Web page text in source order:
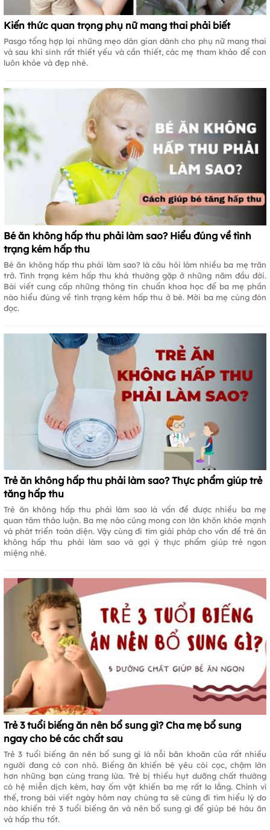
Kiến thức quan trọng phụ nữ mang thai phải biết
Pasgo tổng hợp lại những mẹo dân gian dành cho phụ nữ mang thai
và sau khi sinh rất thiết yếu và cần thiết, các mẹ tham khảo để con
luôn khỏe và đẹp nhé.
Bé ăn không hấp thu phải làm sao? Hiểu đúng về tình
trạng kém hấp thu
Bé ăn không hấp thu phải làm sao? là câu hỏi làm nhiều ba mẹ trăn
trở. Tình trạng kém hấp thu khá thường gặp ở những năm đầu đời.
Bài viết cung cấp những thông tin chuẩn khoa học để ba mẹ phần
nào hiểu đúng về tình trạng kém hấp thu ở bé. Mời ba mẹ cùng đón
đọc.
Trẻ ăn không hấp thu phải làm sao? Thực phẩm giúp trẻ
tăng hấp thu
Trẻ ăn không hấp thu phải làm sao là vấn đề được nhiều ba mẹ
quan tâm thảo luận. Ba mẹ nào cũng mong con lớn khôn khỏe mạnh
và phát triển toàn diện. Vậy cùng đi tìm giải pháp cho vấn đề trẻ ăn
không hấp thu phải làm sao và gợi ý thực phẩm giúp trẻ ngon
miệng nhé.
Trẻ 3 tuổi biếng ăn nên bổ sung gì? Cha mẹ bổ sung
ngay cho bé các chất sau
Trẻ 3 tuổi biếng ăn nên bổ sung gì là nỗi băn khoăn của rất nhiều
người đang có con nhỏ. Biếng ăn khiến bé yêu còi cọc, chậm lớn
hơn những bạn cùng trang lứa. Trẻ bị thiếu hụt dưỡng chất thường
có hệ miễn dịch kém, hay ốm vặt khiến ba mẹ rất lo lắng. Chính vì
thế, trong bài viết ngày hôm nay chúng ta sẽ cùng đi tìm hiểu lý do
nào khiến trẻ 3 tuổi biếng ăn và nên bổ sung gì để giúp bé háu ăn
và hấp thu tốt.